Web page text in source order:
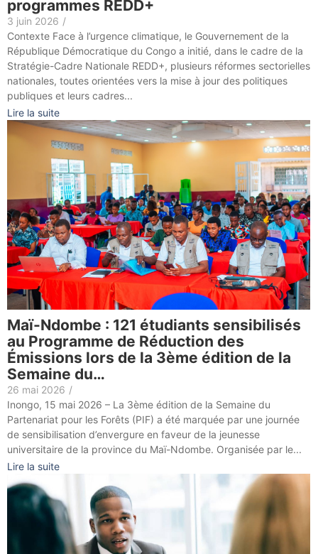
programmes REDD+
3 juin 2026 /
Contexte Face à l’urgence climatique, le Gouvernement de la
République Démocratique du Congo a initié, dans le cadre de la
Stratégie-Cadre Nationale REDD+, plusieurs réformes sectorielles
nationales, toutes orientées vers la mise à jour des politiques
publiques et leurs cadres...
Lire la suite
Maï-Ndombe : 121 étudiants sensibilisés
au Programme de Réduction des
Émissions lors de la 3ème édition de la
Semaine du…
26 mai 2026 /
Inongo, 15 mai 2026 – La 3ème édition de la Semaine du
Partenariat pour les Forêts (PIF) a été marquée par une journée
de sensibilisation d’envergure en faveur de la jeunesse
universitaire de la province du Maï-Ndombe. Organisée par le...
Lire la suite